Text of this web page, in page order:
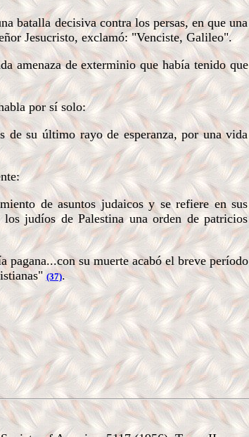
batalla decisiva contra los persas, en que una
Jesucristo, exclamó: "Venciste, Galileo".
amenaza de exterminio que había tenido que
por sí solo:
su último rayo de esperanza, por una vida
de asuntos judaicos y se refiere en sus
judíos de Palestina una orden de patricios
su muerte acabó el breve período
(37).